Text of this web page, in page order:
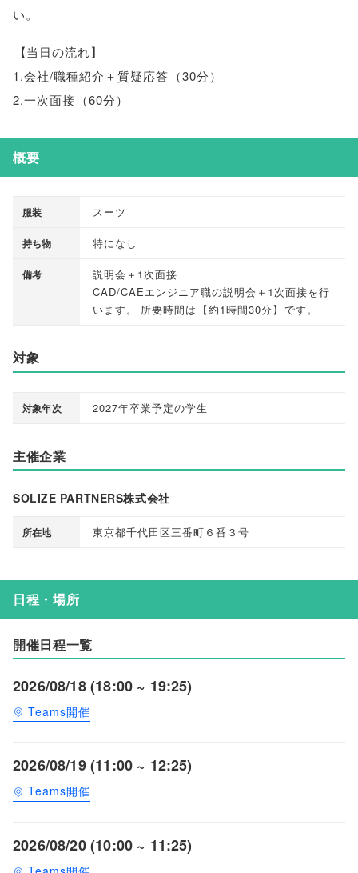
い。
【当日の流れ】
1.会社/職種紹介＋質疑応答 （30分）
2.一次面接 （60分）
概要
服装 スーツ
持ち物 特になし
備考
説明会＋1次面接
CAD/CAEエンジニア職の説明会＋1次面接を行
います 。 所要時間は 【約1時間30分】 です 。
対象
対象年次 2027年卒業予定の学生
主催企業
SOLIZE PARTNERS株式会社
所在地 東京都千代田区三番町６番３号
日程・場所
開催日程一覧
2026/08/18 (18:00 ~ 19:25)
Teams開催
2026/08/19 (11:00 ~ 12:25)
Teams開催
2026/08/20 (10:00 ~ 11:25)